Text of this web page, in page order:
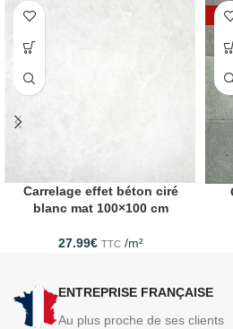
Carrelage effet béton ciré
blanc mat 100×100 cm
27.99€ TTC /m²
-
ENTREPRISE FRANÇAISE
Au plus proche de ses clients